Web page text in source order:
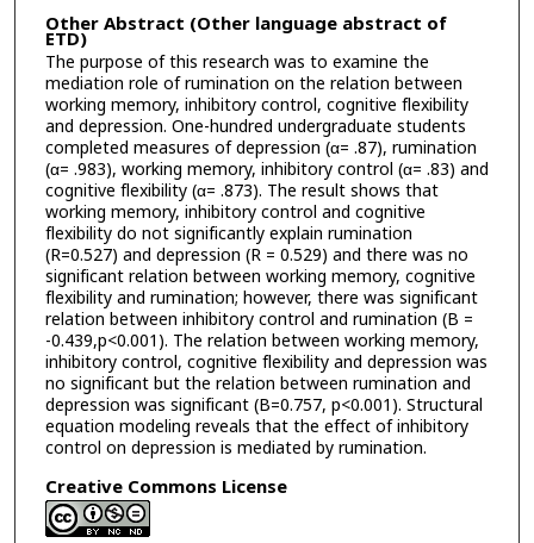
Other Abstract (Other language abstract of
ETD)
The purpose of this research was to examine the
mediation role of rumination on the relation between
working memory, inhibitory control, cognitive flexibility
and depression. One-hundred undergraduate students
completed measures of depression (α= .87), rumination
(α= .983), working memory, inhibitory control (α= .83) and
cognitive flexibility (α= .873). The result shows that
working memory, inhibitory control and cognitive
flexibility do not significantly explain rumination
(R=0.527) and depression (R = 0.529) and there was no
significant relation between working memory, cognitive
flexibility and rumination; however, there was significant
relation between inhibitory control and rumination (B =
-0.439,p<0.001). The relation between working memory,
inhibitory control, cognitive flexibility and depression was
no significant but the relation between rumination and
depression was significant (B=0.757, p<0.001). Structural
equation modeling reveals that the effect of inhibitory
control on depression is mediated by rumination.
Creative Commons License